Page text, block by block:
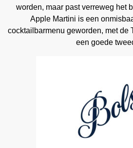
worden, maar past verreweg het
Apple Martini is een
cocktailbarmenu geworden, met de
een goede